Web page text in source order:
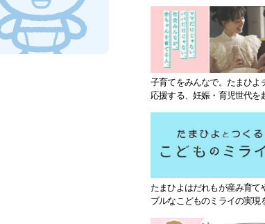
子育てをみんなで。たまひよ
応援する、妊娠・育児世代を
たまひよはだれもが産み育
ブルなこどものミライの実現